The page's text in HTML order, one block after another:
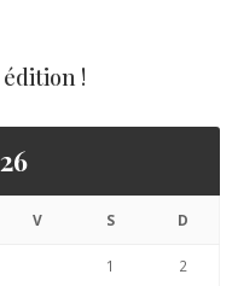
!
V S D
1 2